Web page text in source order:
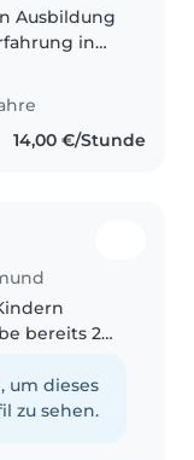
Ausbildung
in
große
mit..
14,00 €/Stunde
bereits 2
bringe ich
um dieses
zu sehen.